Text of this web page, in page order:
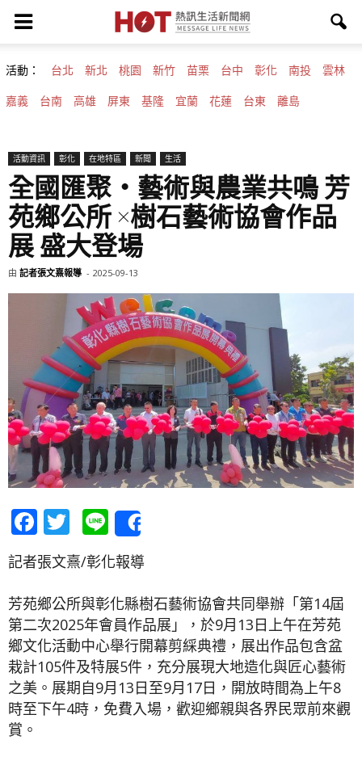
活動： 台北 新北 桃園 新竹 苗栗 台中 彰化 南投 雲林
嘉義 台南 高雄 屏東 基隆 宜蘭 花蓮 台東 離島
活動資訊 彰化 在地特區 新聞 生活
全國匯聚‧藝術與農業共鳴 芳
苑鄉公所 ×樹石藝術協會作品
展 盛大登場
由 記者張文熹報導 - 2025-09-13
Facebook
Twitter
Line
記者張文熹/彰化報導
芳苑鄉公所與彰化縣樹石藝術協會共同舉辦「第14屆
第二次2025年會員作品展」，於9月13日上午在芳苑
鄉文化活動中心舉行開幕剪綵典禮，展出作品包含盆
栽計105件及特展5件，充分展現大地造化與匠心藝術
之美。展期自9月13日至9月17日，開放時間為上午8
時至下午4時，免費入場，歡迎鄉親與各界民眾前來觀
賞。